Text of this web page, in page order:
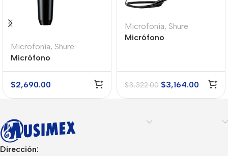
Microfonía, Shure
Micrófono
PGA181
$2,690.00
Microfonía, Shure
Micrófono
$3,322.00 $3,164.00
Dirección: